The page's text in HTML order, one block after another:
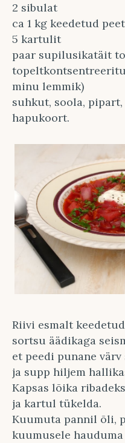
2 sibulat
ca 1 kg keedetud
5 kartulit
paar supilusikatäit
minu lemmik)
suhkut, soola,
hapukoort.
Riivi esmalt
sortsu äädikaga
et peedi punane
ja supp hiljem
Kapsas lõika
ja kartul tükelda.
Kuumuta pannil õli,
kuumusele